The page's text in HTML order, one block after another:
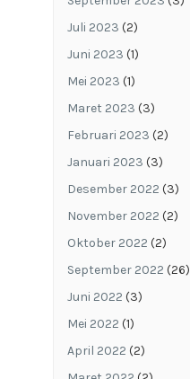
Juli 2023 (2)
Juni 2023 (1)
Mei 2023 (1)
Maret 2023 (3)
Februari 2023 (2)
Januari 2023 (3)
Desember 2022 (3)
November 2022 (2)
Oktober 2022 (2)
September 2022 (26)
Juni 2022 (3)
Mei 2022 (1)
April 2022 (2)